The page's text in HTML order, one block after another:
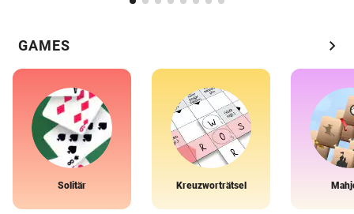
GAMES chevron_right
Solitär Kreuzworträtsel